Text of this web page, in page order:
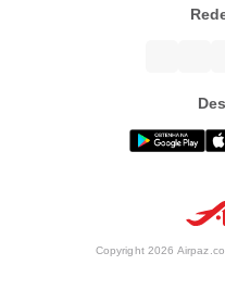
Copyright 2026